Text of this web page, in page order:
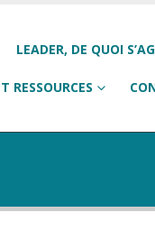
LEADER, DE QUOI
RESSOURCES